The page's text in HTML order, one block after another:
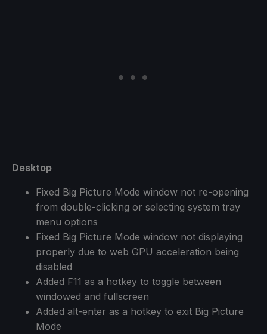
Desktop
Fixed Big Picture Mode window not re-opening
from double-clicking or selecting system tray
menu options
Fixed Big Picture Mode window not displaying
properly due to web GPU acceleration being
disabled
Added F11 as a hotkey to toggle between
windowed and fullscreen
Added alt-enter as a hotkey to exit Big Picture
Mode